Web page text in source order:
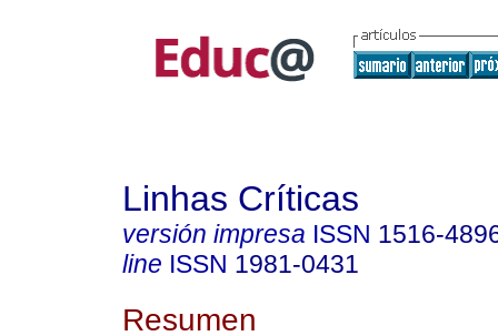
Linhas Críticas
versión impresa ISSN 1516-
line ISSN 1981-0431
Resumen